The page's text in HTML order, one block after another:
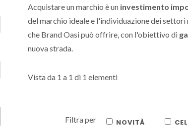
Acquistare un marchio è un investimento
del marchio ideale e l'individuazione dei
che Brand Oasi può offrire, con l'obiettivo di
nuova strada.
Vista da 1 a 1 di 1 elementi
Filtra per NOVITÀ